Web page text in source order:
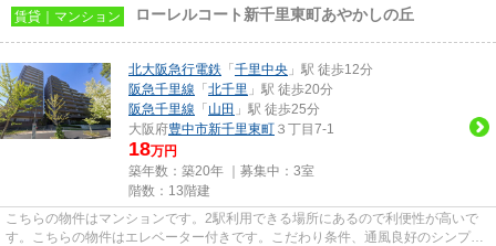
賃貸｜マンション ローレルコート新千里東町あやかしの丘
北大阪急行電鉄 「 千里中央 」駅 徒歩12分
阪急千里線 「 北千里 」駅 徒歩20分
阪急千里線 「 山田 」駅 徒歩25分
大阪府豊中市新千里東町 ３丁目7-1
18万円
築年数：築20年 ｜募集中： 3室
階数：13階建
こちらの物件はマンションです。2駅利用できる場所にあるので利便性が高いで
す。こちらの物件はエレベーター付きです。こだわり条件、通風良好のシンプル